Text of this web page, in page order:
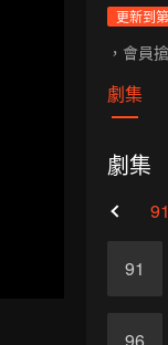
更新到
，會員
劇集
劇集
91